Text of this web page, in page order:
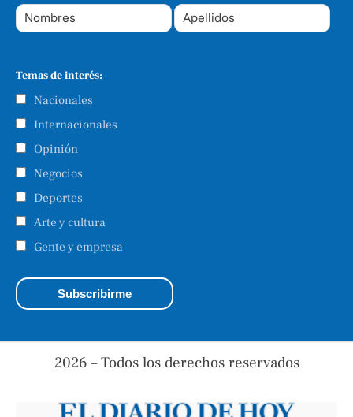
Temas de interés:
Nacionales
Internacionales
Opinión
Negocios
Deportes
Arte y cultura
Gente y empresa
2026 – Todos los derechos reservados